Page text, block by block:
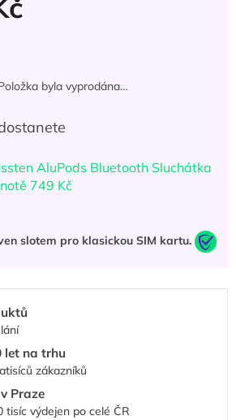
byla vyprodána…
AluPods Bluetooth Sluchátka
749 Kč
slotem pro klasickou SIM kartu.
let na trhu
zákazníků
Praze
tisíc výdejen po celé ČR